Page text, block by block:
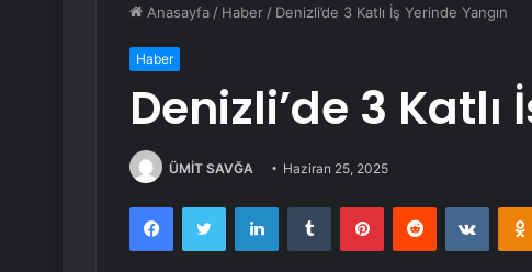
Anasayfa / Haber / Denizli’de 3 Katlı İş Yerinde Yangın
Haber
Denizli’de 3 Katlı
ÜMİT SAVĞA Haziran 25, 2025
FacebookTwitter LinkedInTumblr PinterestReddit